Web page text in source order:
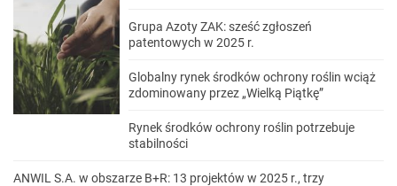
Grupa Azoty ZAK: sześć zgłoszeń
patentowych w 2025 r.
Globalny rynek środków ochrony roślin wciąż
zdominowany przez „Wielką Piątkę”
Rynek środków ochrony roślin potrzebuje
stabilności
ANWIL S.A. w obszarze B+R: 13 projektów w 2025 r., trzy